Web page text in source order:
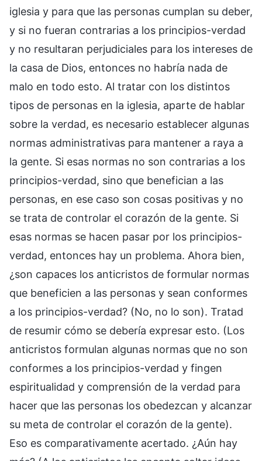
iglesia y para que las personas cumplan su deber,
y si no fueran contrarias a los principios-verdad
y no resultaran perjudiciales para los intereses de
la casa de Dios, entonces no habría nada de
malo en todo esto. Al tratar con los distintos
tipos de personas en la iglesia, aparte de hablar
sobre la verdad, es necesario establecer algunas
normas administrativas para mantener a raya a
la gente. Si esas normas no son contrarias a los
principios-verdad, sino que benefician a las
personas, en ese caso son cosas positivas y no
se trata de controlar el corazón de la gente. Si
esas normas se hacen pasar por los principios-
verdad, entonces hay un problema. Ahora bien,
¿son capaces los anticristos de formular normas
que beneficien a las personas y sean conformes
a los principios-verdad? (No, no lo son). Tratad
de resumir cómo se debería expresar esto. (Los
anticristos formulan algunas normas que no son
conformes a los principios-verdad y fingen
espiritualidad y comprensión de la verdad para
hacer que las personas los obedezcan y alcanzar
su meta de controlar el corazón de la gente).
Eso es comparativamente acertado. ¿Aún hay